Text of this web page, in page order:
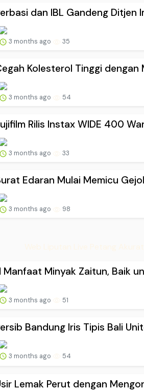
dan IBL Gandeng Ditjen
3 months ago 35
Kolesterol Tinggi dengan
3 months ago 54
Rilis Instax WIDE 400
3 months ago 33
Edaran Mulai Memicu
3 months ago 98
Manfaat Minyak Zaitun, Baik
3 months ago 51
Bandung Iris Tipis Bali
3 months ago 54
Lemak Perut dengan